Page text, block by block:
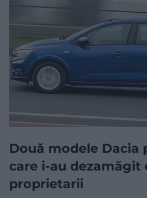
Două modele Dacia
care i-au dezamăgit
proprietarii